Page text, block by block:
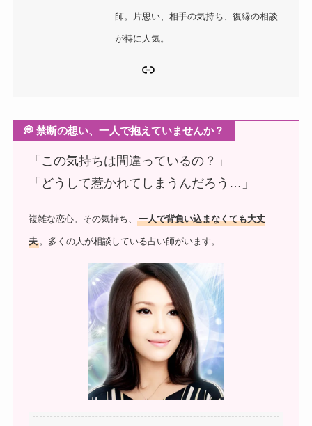
師。片思い、相手の気持ち、復縁の相談
が特に人気。
リンク
💭 禁断の想い、一人で抱えていませんか？
「この気持ちは間違っているの？」
「どうして惹かれてしまうんだろう…」
複雑な恋心。その気持ち、一人で背負い込まなくても大丈
夫 。多くの人が相談している占い師がいます。